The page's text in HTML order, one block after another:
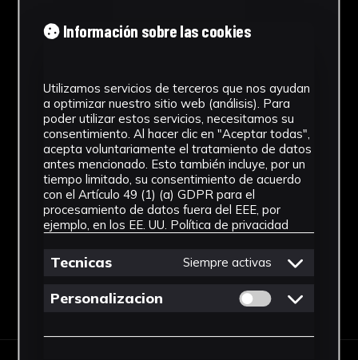
Cronología
Técnica
Litografía
Materiales
Papel
Ver más
Descargar Ficha
Información sobre las cookies
Utilizamos servicios de terceros que nos ayudan
a optimizar nuestro sitio web (análisis). Para
poder utilizar estos servicios, necesitamos su
consentimiento. Al hacer clic en "Aceptar todas",
acepta voluntariamente el tratamiento de datos
antes mencionado. Esto también incluye, por un
tiempo limitado, su consentimiento de acuerdo
con el Artículo 49 (1) (a) GDPR para el
procesamiento de datos fuera del EEE, por
ejemplo, en los EE. UU. Política de privacidad
Tecnicas Siempre activas
Personalizacion Permitir cookies